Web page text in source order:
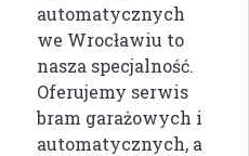
automatycznych
we Wrocławiu to
nasza specjalność.
Oferujemy serwis
bram garażowych i
automatycznych, a